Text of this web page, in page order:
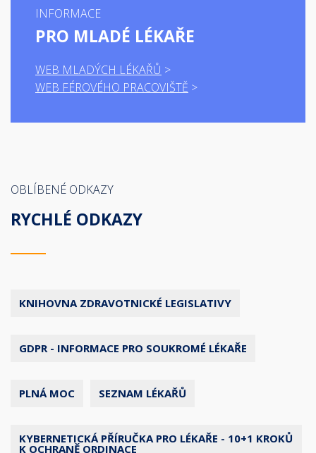
INFORMACE
PRO MLADÉ LÉKAŘE
WEB MLADÝCH LÉKAŘŮ
WEB FÉROVÉHO PRACOVIŠTĚ
OBLÍBENÉ ODKAZY
RYCHLÉ ODKAZY
KNIHOVNA ZDRAVOTNICKÉ LEGISLATIVY
GDPR - INFORMACE PRO SOUKROMÉ LÉKAŘE
PLNÁ MOC SEZNAM LÉKAŘŮ
KYBERNETICKÁ PŘÍRUČKA PRO LÉKAŘE - 10+1 KROKŮ
K OCHRANĚ ORDINACE